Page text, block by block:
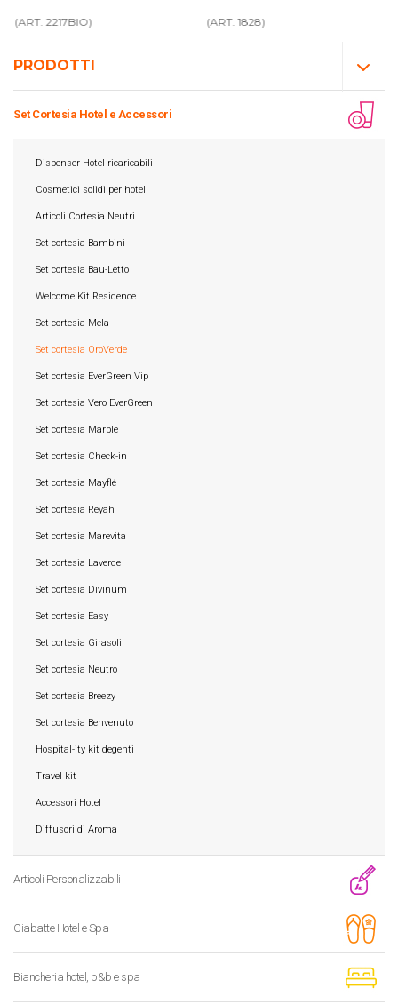
PRODOTTI
Set Cortesia Hotel e Accessori
Dispenser Hotel ricaricabili
Cosmetici solidi per hotel
Articoli Cortesia Neutri
Set cortesia Bambini
Set cortesia Bau-Letto
Welcome Kit Residence
Set cortesia Mela
Set cortesia OroVerde
Set cortesia EverGreen Vip
Set cortesia Vero EverGreen
Set cortesia Marble
Set cortesia Check-in
Set cortesia Mayflé
Set cortesia Reyah
Set cortesia Marevita
Set cortesia Laverde
Set cortesia Divinum
Set cortesia Easy
Set cortesia Girasoli
Set cortesia Neutro
Set cortesia Breezy
Set cortesia Benvenuto
Hospital-ity kit degenti
Travel kit
Accessori Hotel
Diffusori di Aroma
Articoli Personalizzabili
Ciabatte Hotel e Spa
Biancheria hotel, b&b e spa
(ART. 2217BIO) (ART. 1828)